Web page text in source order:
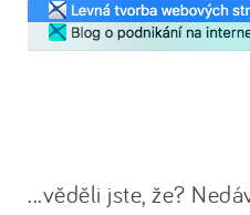
...věděli jste, že?